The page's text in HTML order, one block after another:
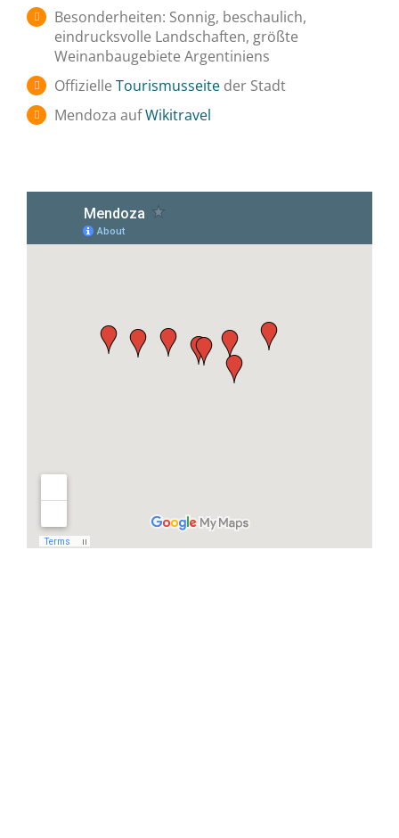
Besonderheiten: Sonnig, beschaulich,
eindrucksvolle Landschaften, größte
Weinanbaugebiete Argentiniens
OffizielleTourismusseite der Stadt
Mendoza aufWikitravel